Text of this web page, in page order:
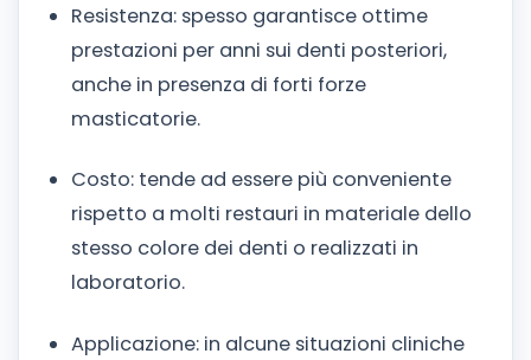
Resistenza: spesso garantisce ottime
prestazioni per anni sui denti posteriori,
anche in presenza di forti forze
masticatorie.
Costo: tende ad essere più conveniente
rispetto a molti restauri in materiale dello
stesso colore dei denti o realizzati in
laboratorio.
Applicazione: in alcune situazioni cliniche